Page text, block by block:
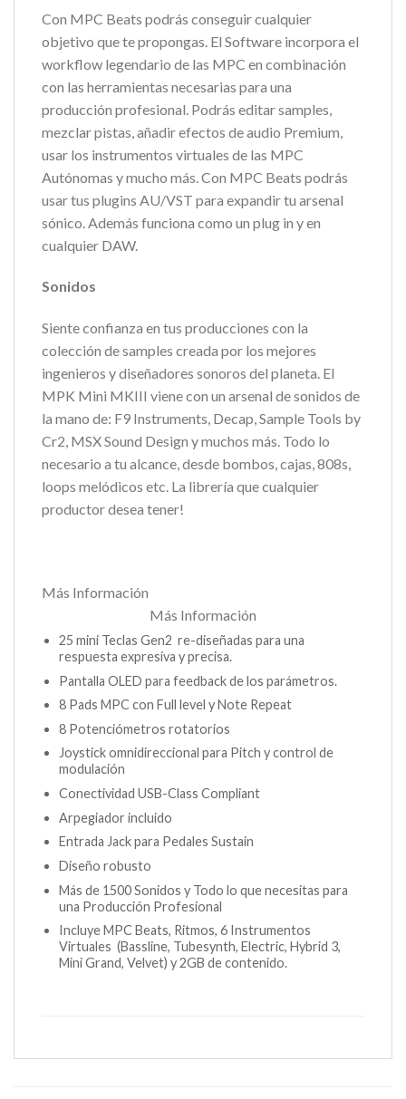
Con MPC Beats podrás conseguir cualquier
objetivo que te propongas. El Software incorpora el
workflow legendario de las MPC en combinación
con las herramientas necesarias para una
producción profesional. Podrás editar samples,
mezclar pistas, añadir efectos de audio Premium,
usar los instrumentos virtuales de las MPC
Autónomas y mucho más. Con MPC Beats podrás
usar tus plugins AU/VST para expandir tu arsenal
sónico. Además funciona como un plug in y en
cualquier DAW.
Sonidos
Siente confianza en tus producciones con la
colección de samples creada por los mejores
ingenieros y diseñadores sonoros del planeta. El
MPK Mini MKIII viene con un arsenal de sonidos de
la mano de: F9 Instruments, Decap, Sample Tools by
Cr2, MSX Sound Design y muchos más. Todo lo
necesario a tu alcance, desde bombos, cajas, 808s,
loops melódicos etc. La librería que cualquier
productor desea tener!
Más Información
Más Información
25 mini Teclas Gen2 re-diseñadas para una
respuesta expresiva y precisa.
Pantalla OLED para feedback de los parámetros.
8 Pads MPC con Full level y Note Repeat
8 Potenciómetros rotatorios
Joystick omnidireccional para Pitch y control de
modulación
Conectividad USB-Class Compliant
Arpegiador incluido
Entrada Jack para Pedales Sustain
Diseño robusto
Más de 1500 Sonidos y Todo lo que necesitas para
una Producción Profesional
Incluye MPC Beats, Ritmos, 6 Instrumentos
Virtuales (Bassline, Tubesynth, Electric, Hybrid 3,
Mini Grand, Velvet) y 2GB de contenido.